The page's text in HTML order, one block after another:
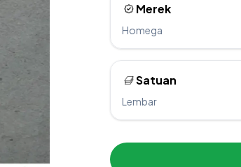
Merek
Homega
Satuan
Lembar